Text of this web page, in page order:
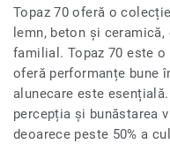
Topaz 70 oferă o
lemn, beton și
familial. Topaz 70 este o
oferă performanțe bune
alunecare este
percepția și bunăstarea
deoarece peste 50% a